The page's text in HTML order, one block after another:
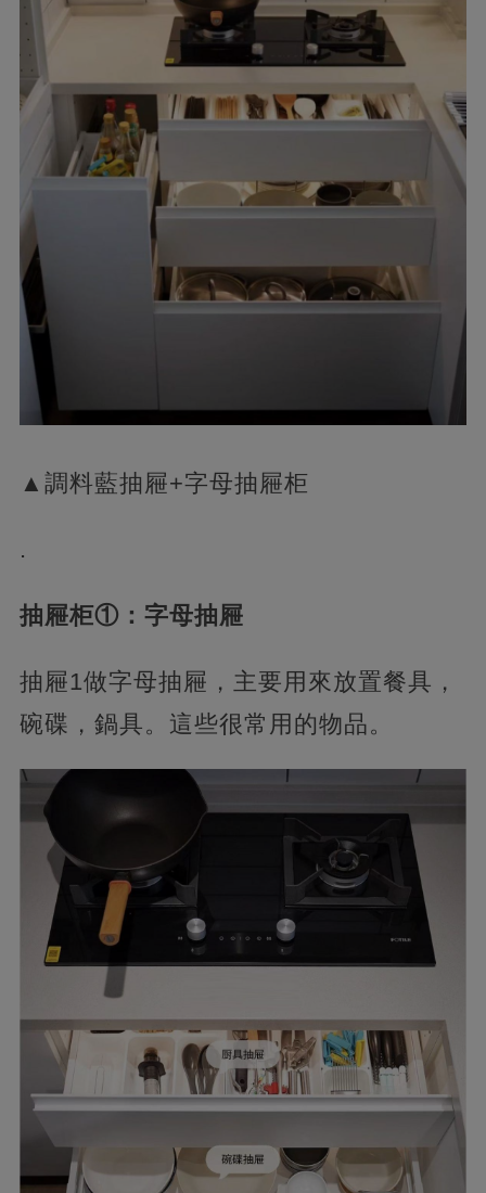
▲調料藍抽屜+字母抽屜柜
.
抽屜柜①：字母抽屜
抽屜1做字母抽屜，主要用來放置餐具，
碗碟，鍋具。這些很常用的物品。